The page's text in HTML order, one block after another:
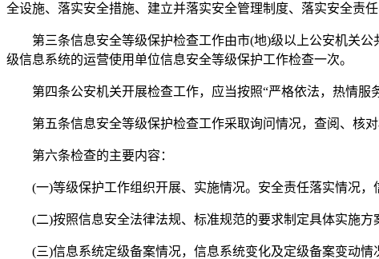
全设施、落实安全措施、建立并落实安全管理制度、落实安全责任
第三条信息安全等级保护检查工作由市(地)级以上公安机关公
级信息系统的运营使用单位信息安全等级保护工作检查一次。
第四条公安机关开展检查工作，应当按照“严格依法，热情服
第五条信息安全等级保护检查工作采取询问情况，查阅、核对
第六条检查的主要内容：
(一)等级保护工作组织开展、实施情况。安全责任落实情况，
(二)按照信息安全法律法规、标准规范的要求制定具体实施方
(三)信息系统定级备案情况，信息系统变化及定级备案变动情